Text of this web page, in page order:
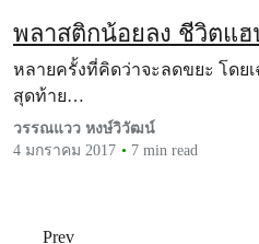
พลาสติกน้อยลง ชีวิตแ
หลายครั้งที่คิดว่าจะลดขยะ โดย
สุดท้าย…
วรรณแวว หงษ์วิวัฒน์
4 มกราคม 2017
7 min read
Prev